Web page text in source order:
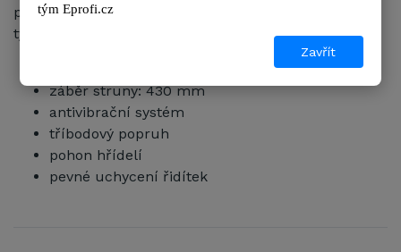
popruhem, ovládá se velice snadno pomocí řídítek
typu "bike".
záběr struny: 430 mm
antivibrační systém
tříbodový popruh
pohon hřídelí
pevné uchycení řidítek
tým Eprofi.cz
Zavřít